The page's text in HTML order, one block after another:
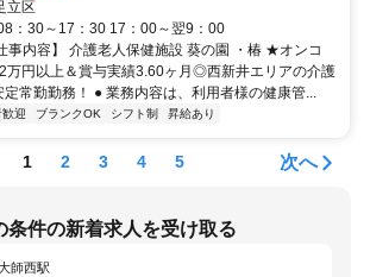
立区
：30～17：30 17：00～翌9：00
事内容】 介護老人保健施設 葵の園 ・椿 ★オンコ
円以上＆賞与実績3.60ヶ月◎西新井エリアの介護
常勤勤務！ ● 業務内容は、利用者様の健康管...
迎 ブランクOK シフト制 昇給あり
1 2 3 4 5 次へ
条件の新着求人を受け取る
師西駅